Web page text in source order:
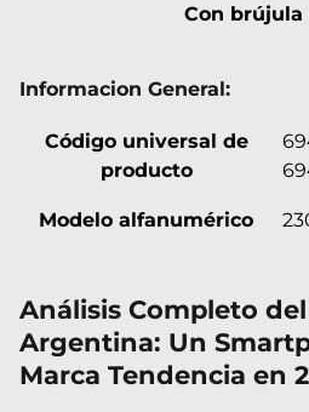
Con brújula
Informacion General:
Código universal de
producto
Modelo alfanumérico
Análisis Completo del
Argentina: Un
Marca Tendencia en